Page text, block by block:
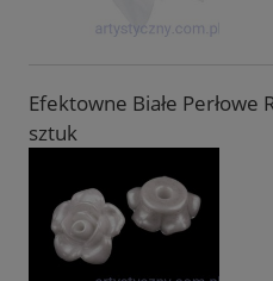
Efektowne Białe Perłowe
sztuk